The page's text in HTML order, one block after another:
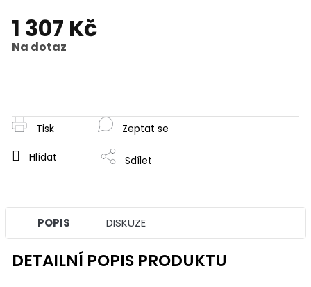
1 307 Kč
Na dotaz
Tisk
Zeptat se
Hlídat Sdílet
POPIS DISKUZE
DETAILNÍ POPIS PRODUKTU